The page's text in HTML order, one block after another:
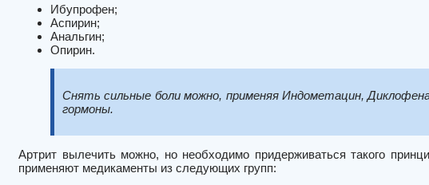
Ибупрофен;
Аспирин;
Анальгин;
Опирин.
Снять сильные боли можно, применяя Индометацин,
гормоны.
Артрит вылечить можно, но необходимо придерживаться такого
применяют медикаменты из следующих групп: